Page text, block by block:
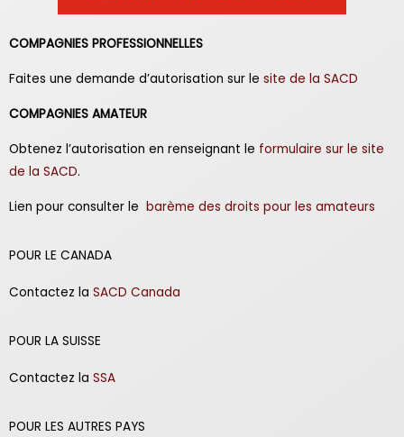
COMPAGNIES PROFESSIONNELLES
Faites une demande d’autorisation sur le site de la SACD
COMPAGNIES AMATEUR
Obtenez l’autorisation en renseignant le formulaire sur le site
de la SACD.
Lien pour consulter le barème des droits pour les amateurs
POUR LE CANADA
Contactez la SACD Canada
POUR LA SUISSE
Contactez la SSA
POUR LES AUTRES PAYS